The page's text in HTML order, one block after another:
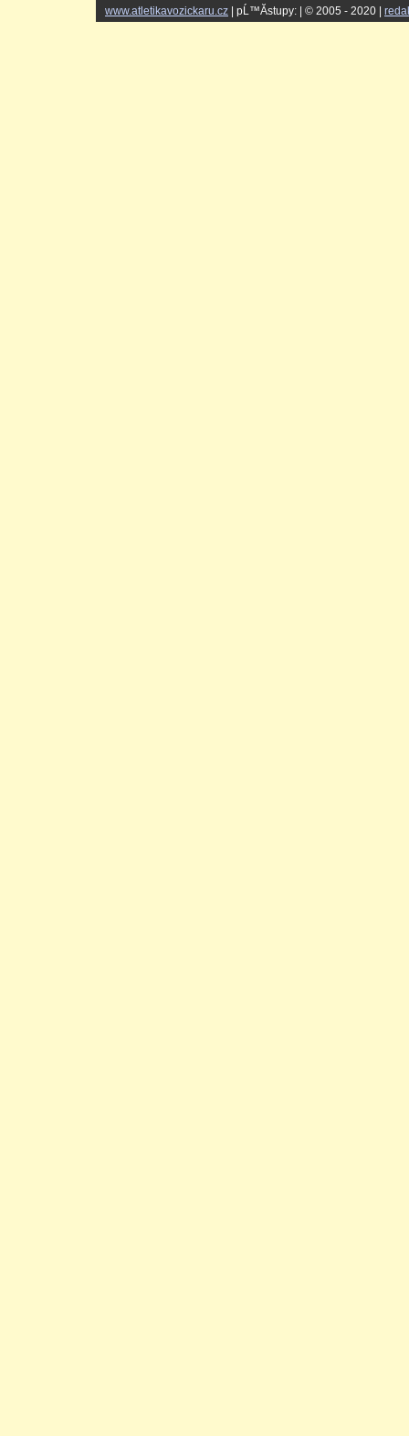
www.atletikavozickaru.cz | pĹ™Ă­stupy: | © 2005 - 2020 |